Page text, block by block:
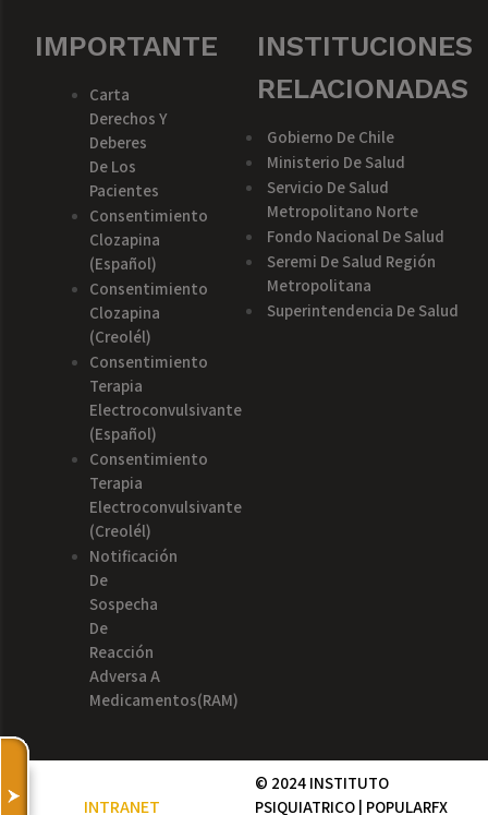
IMPORTANTE
Carta
Derechos Y
Deberes
De Los
Pacientes
Consentimiento
Clozapina
(español)
Consentimiento
Clozapina
(creolél)
Consentimiento
Terapia
Electroconvulsivante
(español)
Consentimiento
Terapia
Electroconvulsivante
(creolél)
Notificación
De
Sospecha
De
Reacción
Adversa A
Medicamentos(RAM)
INSTITUCIONES
RELACIONADAS
Gobierno De Chile
Ministerio De Salud
Servicio De Salud
Metropolitano Norte
Fondo Nacional De Salud
Seremi De Salud Región
Metropolitana
Superintendencia De Salud
INTRANET
© 2024 INSTITUTO
PSIQUIATRICO | POPULARFX